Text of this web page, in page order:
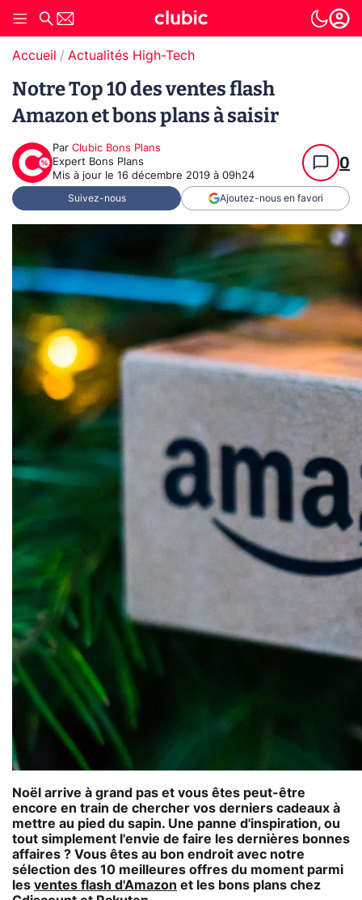
Accueil Actualités High-Tech
Notre Top 10 des ventes flash
Amazon et bons plans à saisir
Par Clubic Bons Plans
Expert Bons Plans
Mis à jour le 16 décembre 2019 à 09h24
0
Suivez-nous Ajoutez-nous en favori
Noël arrive à grand pas et vous êtes peut-être
encore en train de chercher vos derniers cadeaux à
mettre au pied du sapin. Une panne d'inspiration, ou
tout simplement l'envie de faire les dernières bonnes
affaires ? Vous êtes au bon endroit avec notre
sélection des 10 meilleures offres du moment parmi
les ventes flash d'Amazon et les bons plans chez